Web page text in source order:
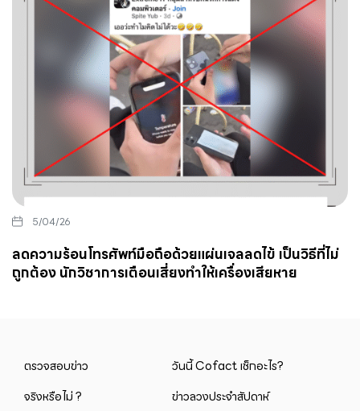
5/04/26
ลดความร้อนโทรศัพท์มือถือด้วยแผ่นเจลลดไข้ เป็นวิธีที่ไม่
ถูกต้อง นักวิชาการเตือนเสี่ยงทำให้เครื่องเสียหาย
ตรวจสอบข่าว
วันนี้ Cofact เช็กอะไร?
จริงหรือไม่ ?
ข่าวลวงประจำสัปดาห์